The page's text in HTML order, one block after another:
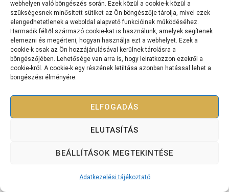
webhelyen való böngészés során. Ezek közül a cookie-k közül a
szükségesnek minősített sütiket az Ön böngészője tárolja, mivel ezek
elengedhetetlenek a weboldal alapvető funkcióinak működéséhez.
Harmadik féltől származó cookie-kat is használunk, amelyek segítenek
elemezni és megérteni, hogyan használja ezt a webhelyet. Ezek a
cookie-k csak az Ön hozzájárulásával kerülnek tárolásra a
böngészőjében. Lehetősége van arra is, hogy leiratkozzon ezekről a
cookie-król. A cookie-k egy részének letiltása azonban hatással lehet a
böngészési élményére.
ELFOGADÁS
ELUTASÍTÁS
BEÁLLÍTÁSOK MEGTEKINTÉSE
Adatkezelési tájékoztató
Copyright © 2025 Bevétel Teremtés Akadémia – Minden jog
fenntartva.
Adatkezelési tájékoztató Szolgáltatási szerződés